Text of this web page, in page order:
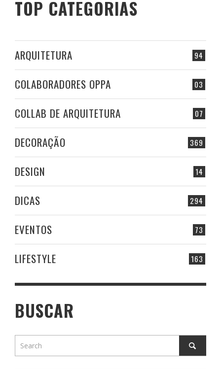
TOP CATEGORIAS
94
ARQUITETURA
03
COLABORADORES OPPA
07
COLLAB DE ARQUITETURA
369
DECORAÇÃO
14
DESIGN
294
DICAS
73
EVENTOS
163
LIFESTYLE
BUSCAR